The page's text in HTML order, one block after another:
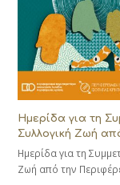
Ημερίδα για τη
Συλλογική Ζωή
Ημερίδα για τη
Ζωή από την